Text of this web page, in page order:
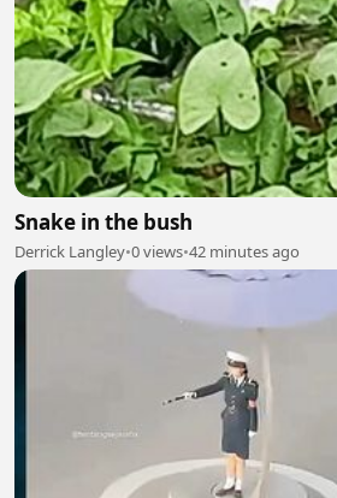
Snake in the bush
Derrick Langley•0 views•42 minutes ago